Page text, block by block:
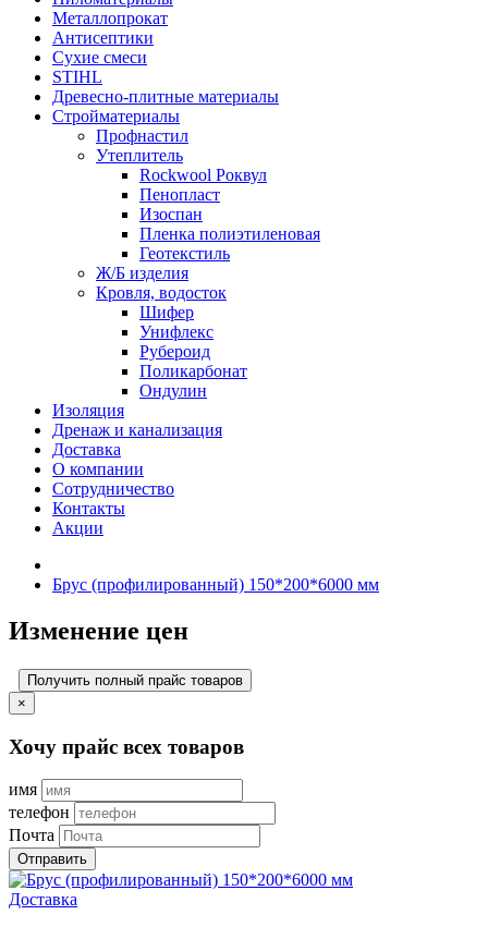
Металлопрокат
Антисептики
Сухие смеси
STIHL
Древесно-плитные материалы
Стройматериалы
Профнастил
Утеплитель
Rockwool Роквул
Пенопласт
Изоспан
Пленка полиэтиленовая
Геотекстиль
Ж/Б изделия
Кровля, водосток
Шифер
Унифлекс
Рубероид
Поликарбонат
Ондулин
Изоляция
Дренаж и канализация
Доставка
О компании
Cотрудничество
Контакты
Акции
Брус (профилированный) 150*200*6000 мм
Изменение цен
Получить полный прайс товаров
×
Хочу прайс всех товаров
имя
телефон
Почта
Отправить
Доставка